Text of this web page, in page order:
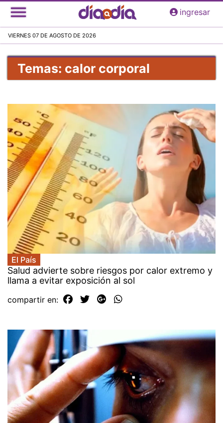
Pasar
al
principal
ingresar
VIERNES 07 DE AGOSTO DE 2026
Temas: calor corporal
El País
Salud advierte sobre riesgos por calor extremo y
llama a evitar exposición al sol
compartir en: